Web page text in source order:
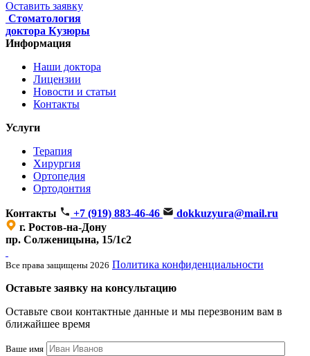
Оставить заявку
Стоматология
доктора Кузюры
Информация
Наши доктора
Лицензии
Новости и статьи
Контакты
Услуги
Терапия
Хирургия
Ортопедия
Ортодонтия
Контакты +7 (919) 883-46-46
dokkuzyura@mail.ru
г. Ростов-на-Дону
пр. Солженицына, 15/1с2
Все права защищены 2026 Политика конфиденциальности
Оставьте заявку на консультацию
Оставьте свои контактные данные и мы перезвоним вам в
ближайшее время
Ваше имя